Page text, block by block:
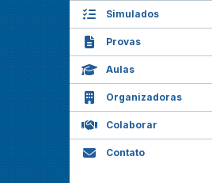
Simulados
Provas
Aulas
Organizadoras
Colaborar
Contato